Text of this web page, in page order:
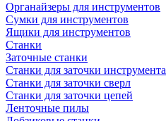
Органайзеры для инструментов
Сумки для инструментов
Ящики для инструментов
Станки
Заточные станки
Станки для заточки инструмента
Станки для заточки сверл
Станки для заточки цепей
Ленточные пилы